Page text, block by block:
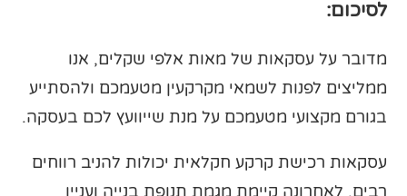
לסיכום:
מדובר על עסקאות של מאות אלפי שקלים, אנו
ממליצים לפנות לשמאי מקרקעין מטעמכם ולהסתייע
בגורם מקצועי מטעמכם על מנת שייוועץ לכם בעסקה.
עסקאות רכישת קרקע חקלאית יכולות להניב רווחים
רבים. לאחרונה קיימת מגמת תנופת בנייה ועניין